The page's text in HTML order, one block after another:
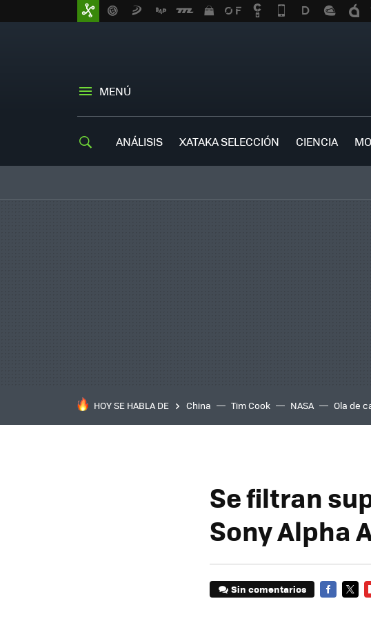
MENÚ
ANÁLISIS XATAKA SELECCIÓN CIENCIA
HOY SE HABLA DE China Tim Cook NASA Ola de
Se filtran
Sony Alpha
Sin comentarios